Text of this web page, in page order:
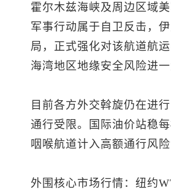
霍尔木兹海峡及周边区域
军事行动属于自卫反击，
局，正式强化对该航道航
海湾地区地缘安全风险进一
目前各方外交斡旋仍在进
通行受限。国际油价站稳
咽喉航道计入高额通行风险
外围核心市场行情：纽约